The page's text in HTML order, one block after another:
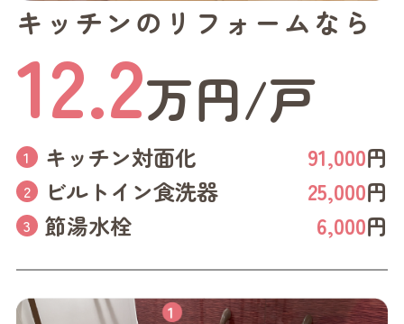
キッチンのリフォームなら
12.2万円/戸
キッチン対面化 91,000円
ビルトイン食洗器
25,000円
節湯水栓
6,000円